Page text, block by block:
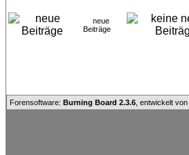
neue
Beiträge
Forensoftware: Burning Board 2.3.6 , entwickelt von